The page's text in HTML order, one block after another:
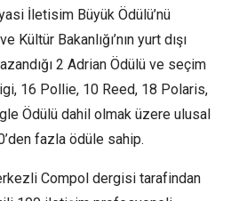
İletisim Büyük Ödülü’nü
Kültür Bakanlığı’nın yurt dışı
2 Adrian Ödülü ve seçim
16 Pollie, 10 Reed, 18 Polaris,
Ödülü dahil olmak üzere ulusal
fazla ödüle sahip.
Compol dergisi tarafindan